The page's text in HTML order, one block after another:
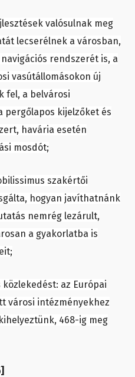
valósulnak meg
lecserélnek a városban,
rendszerét is, a
vasútállomásokon új
fel, a belvárosi
pergőlapos kijelzőket és
havária esetén
mosdót;
szakértői
hogyan javíthatnánk
nemrég lezárult,
a gyakorlatba is
az Európai
városi intézményekhez
468-ig meg